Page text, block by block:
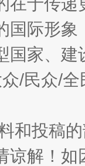
如何以
国际形
国家、
/民众/
和投稿
谅解！